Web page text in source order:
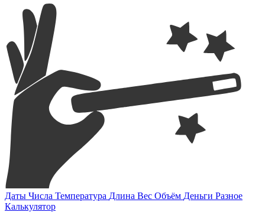
Даты Числа Температура Длина Вес Объём Деньги Разное
Калькулятор